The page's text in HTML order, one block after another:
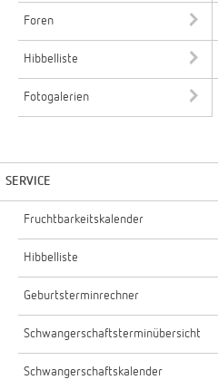
Foren
Hibbelliste
Fotogalerien
SERVICE
Fruchtbarkeitskalender
Hibbelliste
Geburtsterminrechner
Schwangerschaftsterminübersicht
Schwangerschaftskalender